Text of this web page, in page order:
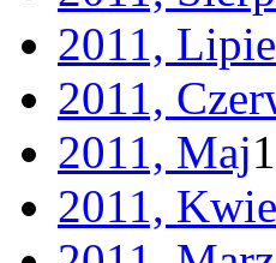
2011,
2011,
2011, Maj
2011,